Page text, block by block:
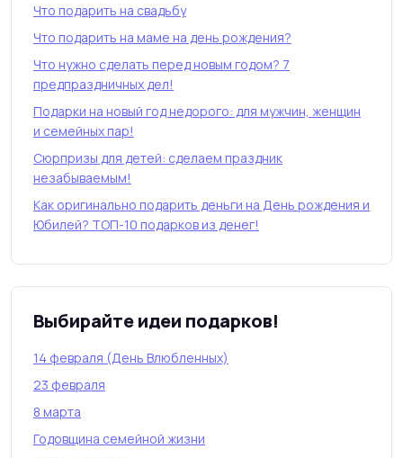
Что подарить на свадьбу
Что подарить на маме на день рождения?
Что нужно сделать перед новым годом? 7
предпраздничных дел!
Подарки на новый год недорого: для мужчин, женщин
и семейных пар!
Сюрпризы для детей: сделаем праздник
незабываемым!
Как оригинально подарить деньги на День рождения и
Юбилей? ТОП-10 подарков из денег!
Выбирайте идеи подарков!
14 февраля (День Влюбленных)
23 февраля
8 марта
Годовщина семейной жизни